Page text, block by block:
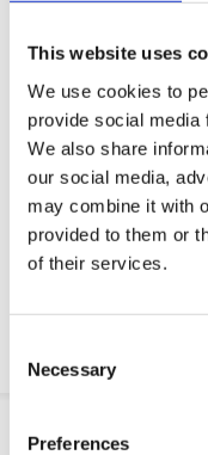
This website uses
We use cookies to
provide social media
We also share
our social media,
may combine it with
provided to them or
of their services.
Selection
Necessary
Preferences
Schnelle Lieferung
Engineering-
Estimated time:
OE-Teil
Download PDF
Produktinformation